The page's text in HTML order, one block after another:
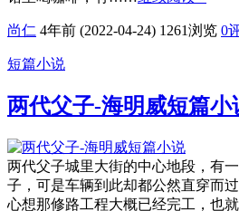
尚仁 4年前 (2022-04-24) 1261浏览 0
短篇小说
两代父子-海明威短篇小
两代父子城里大街的中心地段，有
子，可是车辆到此却都公然直穿而
心想那修路工程大概已经完工，也